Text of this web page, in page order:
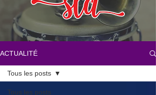
ACTUALITÉ
Tous les posts
Tous les posts